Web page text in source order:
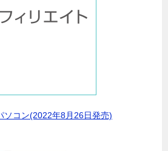
ソコン(2022年8月26日発売)